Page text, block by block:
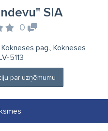
SIA
0
pag., Kokneses
5113
par uzņēmumu